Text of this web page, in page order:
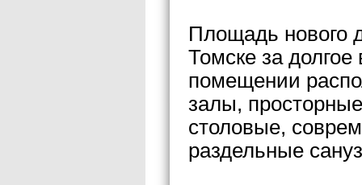
Площадь нового
Томске за
помещении
залы,
столовые,
раздельные